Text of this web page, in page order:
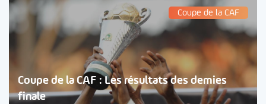
Coupe de la CAF
Coupe de la CAF : Les résultats des demies
finale